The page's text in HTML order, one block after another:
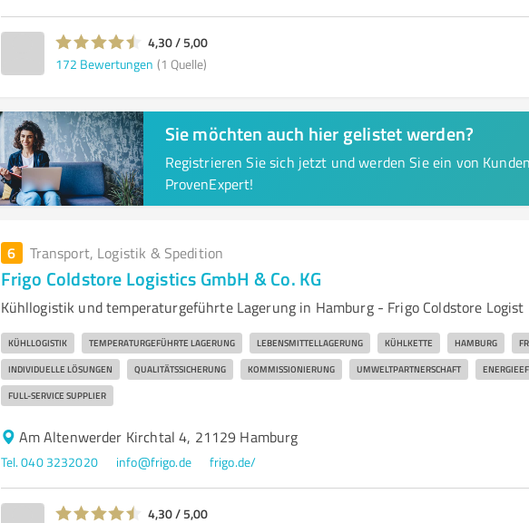
4,30 / 5,00
172 Bewertungen (1 Quelle)
Sie möchten auch hier gelistet werden?
Registrieren Sie sich jetzt und werden Sie ein von
ProvenExpert!
6 Transport, Logistik & Spedition
Frigo Coldstore Logistics GmbH & Co. KG
Kühllogistik und temperaturgeführte Lagerung in Hamburg - Frigo Coldstore Logist
KÜHLLOGISTIK TEMPERATURGEFÜHRTE LAGERUNG LEBENSMITTELLAGERUNG KÜHLKETTE HAMBURG
INDIVIDUELLE LÖSUNGEN QUALITÄTSSICHERUNG KOMMISSIONIERUNG UMWELTPARTNERSCHAFT
FULL-SERVICE SUPPLIER
Am Altenwerder Kirchtal 4, 21129 Hamburg
Tel. 040 3232020 info@frigo.de frigo.de/
4,30 / 5,00